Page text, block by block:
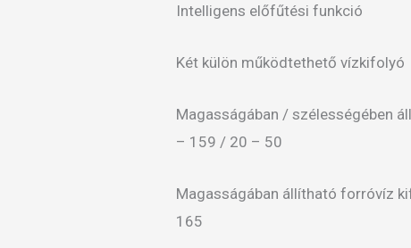
Intelligens előfűtési funkció
Két külön működtethető vízkifolyó
Magasságában /
– 159 / 20 – 50
Magasságában állítható
165